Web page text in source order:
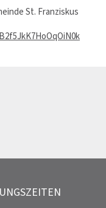
St. Franziskus